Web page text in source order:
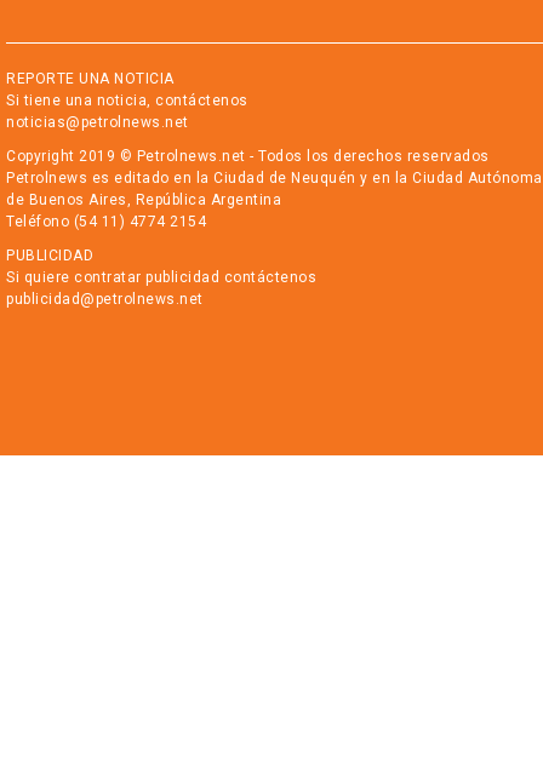
REPORTE UNA NOTICIA
Si tiene una noticia, contáctenos
noticias@petrolnews.net
Copyright 2019 © Petrolnews.net - Todos los derechos reservados
Petrolnews es editado en la Ciudad de Neuquén y en la Ciudad Autónoma
de Buenos Aires, República Argentina
Teléfono (54 11) 4774 2154
PUBLICIDAD
Si quiere contratar publicidad contáctenos
publicidad@petrolnews.net